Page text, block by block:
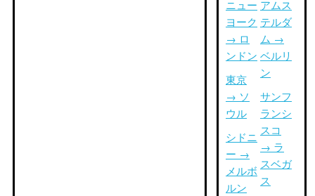
ニュー
ヨーク
→ ロ
ンドン
東京
→ ソ
ウル
シドニ
ー →
メルボ
ルン
アムス
テルダ
ム →
ベルリ
ン
サンフ
ランシ
スコ
→ ラ
スベガ
ス